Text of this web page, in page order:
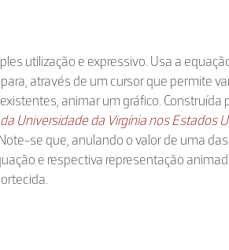
utilização e expressivo. Usa a
através de um cursor que permite
animar um gráfico. Construída
Universidade da Virgínia nos Estados
se que, anulando o valor de uma das
e respectiva representação